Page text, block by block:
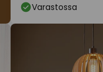
Varastossa